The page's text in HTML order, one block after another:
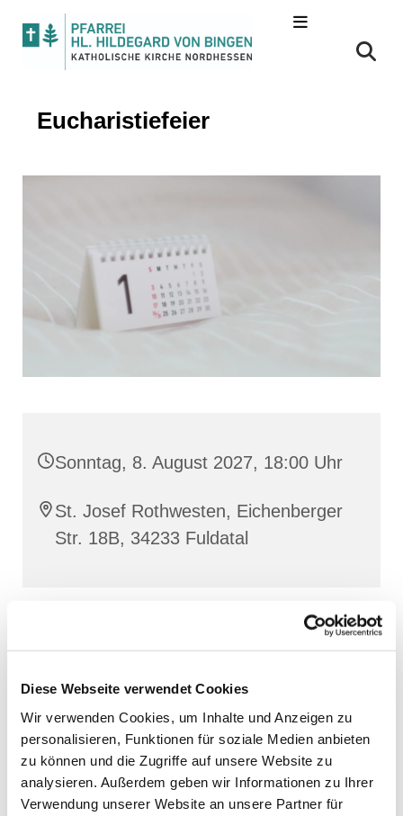
Diese Webseite verwendet Cookies
Wir verwenden Cookies, um Inhalte und Anzeigen zu
personalisieren, Funktionen für soziale Medien anbieten
zu können und die Zugriffe auf unsere Website zu
analysieren. Außerdem geben wir Informationen zu Ihrer
Verwendung unserer Website an unsere Partner für
Eucharistiefeier
Sonntag, 8. August 2027, 18:00 Uhr
St. Josef Rothwesten, Eichenberger
Str. 18B, 34233 Fuldatal